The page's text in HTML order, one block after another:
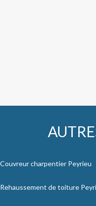
Couvreur charpentier Peyrieu
Rehaussement de toiture